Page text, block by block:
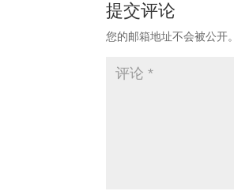
提交评论
您的邮箱地址不会被公开。